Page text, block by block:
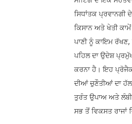
ਸਿਧਾਂਤਕ
ਕਿਸਾਨ ਅਤੇ ਖੇਤੀ
ਪਾਣੀ ਨੂੰ ਕਾਇਮ
ਪਹਿਲ ਦਾ ਉਦੇਸ਼
ਕਰਨਾ ਹੈ। ਇਹ
ਦੀਆਂ ਚੁਣੌਤੀਆਂ ਦਾ ਹੱਲ
ਤੁਰੰਤ ਉਪਾਅ ਅਤੇ
ਸਭ ਤੋਂ ਵਿਕਸਤ ਰਾਜਾਂ